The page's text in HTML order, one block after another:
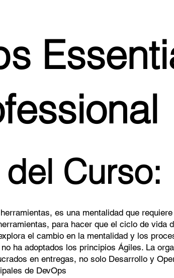
Curso:
es una mentalidad que
para hacer que el ciclo de vida
el cambio en la mentalidad y los
ha adoptados los principios Ágiles. La
en entregas, no solo Desarrollo y
de DevOps